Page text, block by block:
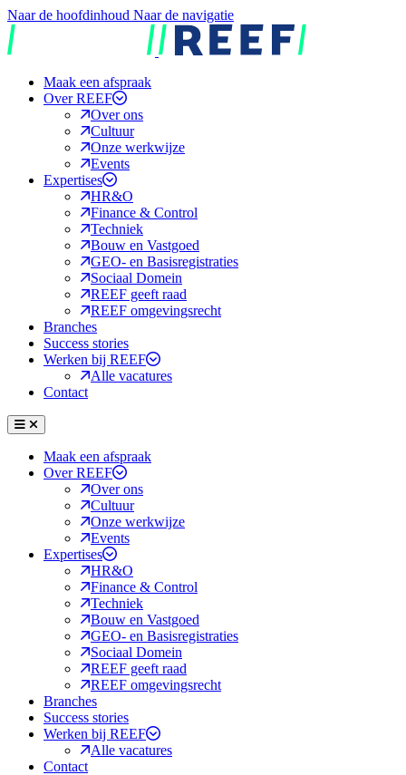
Naar de hoofdinhoud Naar de navigatie
REEF
Maak een afspraak
Over REEF
Over ons
Cultuur
Onze werkwijze
Events
Expertises
HR&O
Finance & Control
Techniek
Bouw en Vastgoed
GEO- en Basisregistraties
Sociaal Domein
REEF geeft raad
REEF omgevingsrecht
Branches
Success stories
Werken bij REEF
Alle vacatures
Contact
Menu
Sluiten
Maak een afspraak
Over REEF
Over ons
Cultuur
Onze werkwijze
Events
Expertises
HR&O
Finance & Control
Techniek
Bouw en Vastgoed
GEO- en Basisregistraties
Sociaal Domein
REEF geeft raad
REEF omgevingsrecht
Branches
Success stories
Werken bij REEF
Alle vacatures
Contact